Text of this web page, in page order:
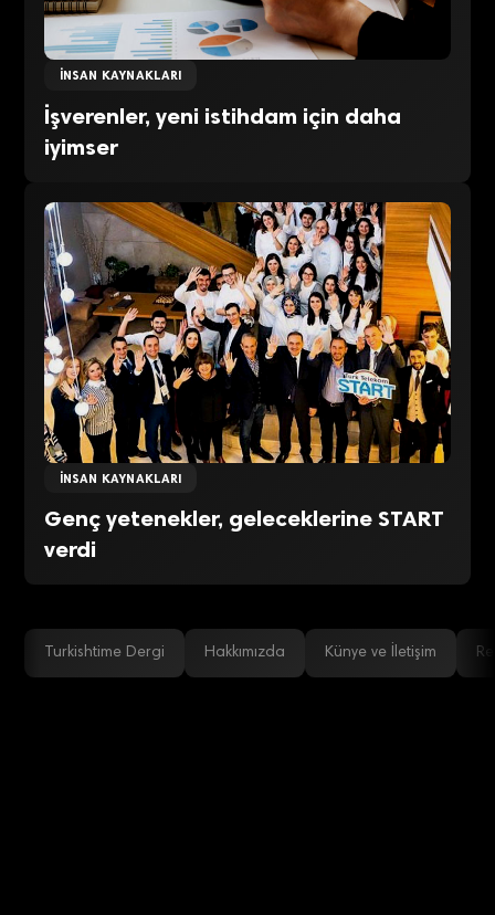
İNSAN KAYNAKLARI
İşverenler, yeni istihdam için daha
iyimser
İNSAN KAYNAKLARI
Genç yetenekler, geleceklerine START
verdi
Turkishtime Dergi Hakkımızda Künye ve İletişim